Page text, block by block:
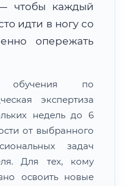
и просмотра
чтобы каждый
идти в ногу со
опережать
обучения по
экспертиза
недель до 6
от выбранного
задач
Для тех, кому
освоить новые